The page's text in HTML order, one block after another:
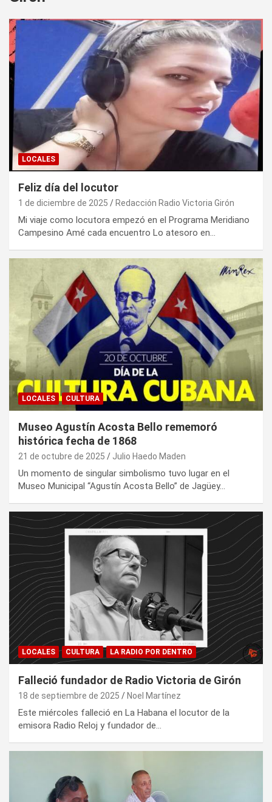
LOCALES
Feliz día del locutor
1 de diciembre de 2025 Redacción Radio Victoria Girón
Mi viaje como locutora empezó en el Programa Meridiano
Campesino Amé cada encuentro Lo atesoro en…
LOCALES CULTURA
Museo Agustín Acosta Bello rememoró
histórica fecha de 1868
21 de octubre de 2025 Julio Haedo Maden
Un momento de singular simbolismo tuvo lugar en el
Museo Municipal “Agustín Acosta Bello” de Jagüey…
LOCALES CULTURA LA RADIO POR DENTRO
Falleció fundador de Radio Victoria de Girón
18 de septiembre de 2025 Noel Martínez
Este miércoles falleció en La Habana el locutor de la
emisora Radio Reloj y fundador de…